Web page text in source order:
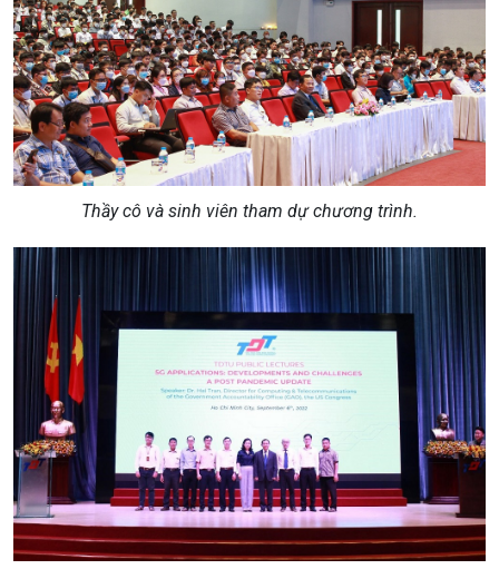
Thầy cô và sinh viên tham dự chương trình.